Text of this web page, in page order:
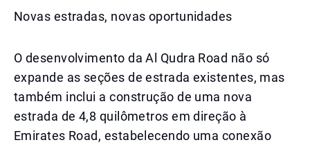
Novas estradas, novas oportunidades
O desenvolvimento da Al Qudra Road não só
expande as seções de estrada existentes, mas
também inclui a construção de uma nova
estrada de 4,8 quilômetros em direção à
Emirates Road, estabelecendo uma conexão